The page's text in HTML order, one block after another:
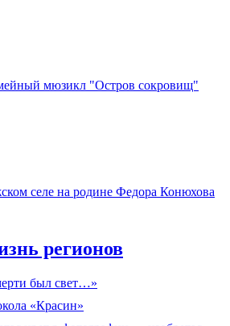
мюзикл "Остров сокровищ"
селе на родине Федора Конюхова
регионов
был свет…»
«Красин»